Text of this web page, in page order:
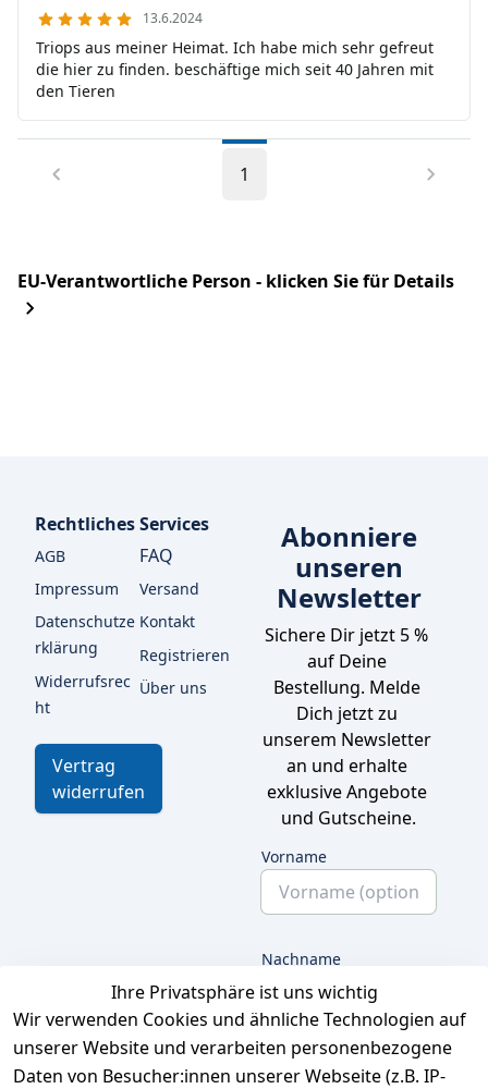
13.6.2024
Triops aus meiner Heimat. Ich habe mich sehr gefreut
die hier zu finden. beschäftige mich seit 40 Jahren mit
den Tieren
1
EU-Verantwortliche Person - klicken Sie für Details
Ihre Privatsphäre ist uns wichtig
Wir verwenden Cookies und ähnliche Technologien auf
unserer Website und verarbeiten personenbezogene
Daten von Besucher:innen unserer Webseite (z.B. IP-
Rechtliches
AGB
Impressum
Datenschutze
rklärung
Widerrufsrec
ht
Vertrag
widerrufen
Services
FAQ
Versand
Kontakt
Registrieren
Über uns
Abonniere
unseren
Newsletter
Sichere Dir jetzt 5 %
auf Deine
Bestellung. Melde
Dich jetzt zu
unserem Newsletter
an und erhalte
exklusive Angebote
und Gutscheine.
Vorname
Nachname
E-Mail